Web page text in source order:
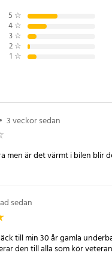
två fläkthuvuden som kan
är roterbara horisontellt
behövs.
5 ☆
4 ☆
3 ☆
2 ☆
1 ☆
• 3 veckor sedan
men är det värmt i bilen blir
sedan
till min 30 år gamla